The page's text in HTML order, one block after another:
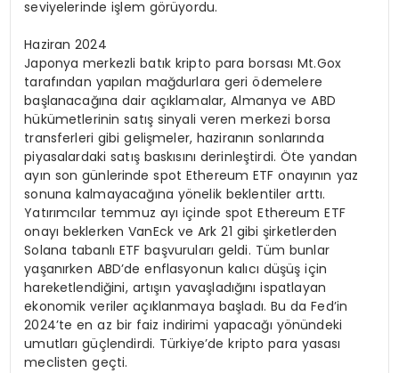
seviyelerinde işlem görüyordu.
Haziran 2024
Japonya merkezli batık kripto para borsası Mt.Gox
tarafından yapılan mağdurlara geri ödemelere
başlanacağına dair açıklamalar, Almanya ve ABD
hükümetlerinin satış sinyali veren merkezi borsa
transferleri gibi gelişmeler, haziranın sonlarında
piyasalardaki satış baskısını derinleştirdi. Öte yandan
ayın son günlerinde spot Ethereum ETF onayının yaz
sonuna kalmayacağına yönelik beklentiler arttı.
Yatırımcılar temmuz ayı içinde spot Ethereum ETF
onayı beklerken VanEck ve Ark 21 gibi şirketlerden
Solana tabanlı ETF başvuruları geldi. Tüm bunlar
yaşanırken ABD’de enflasyonun kalıcı düşüş için
hareketlendiğini, artışın yavaşladığını ispatlayan
ekonomik veriler açıklanmaya başladı. Bu da Fed’in
2024’te en az bir faiz indirimi yapacağı yönündeki
umutları güçlendirdi. Türkiye’de kripto para yasası
meclisten geçti.